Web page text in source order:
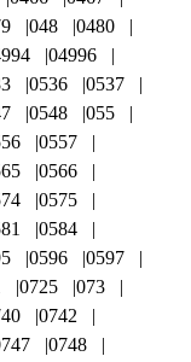
048
0480
04996
0536
0537
0548
055
0557
0566
0575
0584
0596
0597
0725
073
0742
0748